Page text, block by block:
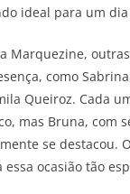
ideal para um
Marquezine,
como
Queiroz. Cada
mas Bruna, com
se destacou.
ocasião tão